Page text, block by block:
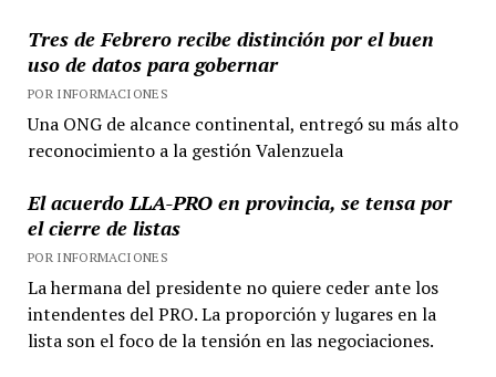
Tres de Febrero recibe distinción por el buen
uso de datos para gobernar
POR INFORMACIONES
Una ONG de alcance continental, entregó su más alto
reconocimiento a la gestión Valenzuela
El acuerdo LLA-PRO en provincia, se tensa por
el cierre de listas
POR INFORMACIONES
La hermana del presidente no quiere ceder ante los
intendentes del PRO. La proporción y lugares en la
lista son el foco de la tensión en las negociaciones.